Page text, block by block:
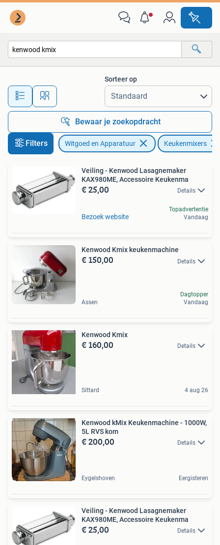
Alle afstanden…
Sorteer op
Bewaar je zoekopdracht
Filters Witgoed en Apparatuur Keukenmixers
Veiling - Kenwood Lasagnemaker
KAX980ME, Accessoire Keukenma
€ 25,00 Details
Bezoek website
Topadvertentie
Vandaag
Kenwood Kmix keukenmachine
€ 150,00 Details
Assen
Dagtopper
Vandaag
Kenwood Kmix
€ 160,00 Details
Sittard 4 aug 26
Kenwood kMix Keukenmachine - 1000W,
5L RVS kom
€ 200,00 Details
Eygelshoven Eergisteren
Veiling - Kenwood Lasagnemaker
KAX980ME, Accessoire Keukenma
€ 25,00 Details